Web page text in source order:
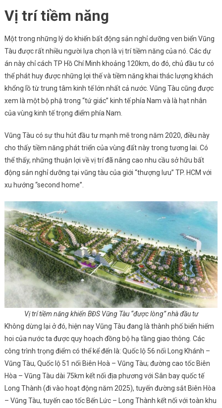
Vị trí tiềm năng
Một trong những lý do khiến bất động sản nghỉ dưỡng ven biển Vũng
Tàu được rất nhiều người lựa chọn là vị trí tiềm năng của nó. Các dự
án này chỉ cách TP Hồ Chí Minh khoảng 120km, do đó, chủ đầu tư có
thể phát huy được những lợi thế và tiềm năng khai thác lượng khách
khổng lồ từ trung tâm kinh tế lớn nhất cả nước. Vũng Tàu cũng được
xem là một bộ phậ trong “tứ giác” kinh tế phía Nam và là hạt nhân
của vùng kinh tế trọng điểm phía Nam.
Vũng Tàu có sự thu hút đầu tư mạnh mẽ trong năm 2020, điều này
cho thấy tiềm năng phát triển của vùng đất này trong tương lai. Có
thể thấy, những thuận lợi về vị trí đã nâng cao nhu cầu sở hữu bất
động sản nghỉ dưỡng tại vũng tàu của giới “thượng lưu” TP. HCM với
xu hướng “second home”.
Vị trí tiềm năng khiến BĐS Vũng Tàu “được lòng” nhà đầu tư
Không dừng lại ở đó, hiện nay Vũng Tàu đang là thành phố biển hiếm
hoi của nước ta được quy hoạch đồng bộ hạ tầng giao thông. Các
công trình trọng điểm có thể kể đến là: Quốc lộ 56 nối Long Khánh –
Vũng Tàu, Quốc lộ 51 nối Biên Hoà – Vũng Tàu; đường cao tốc Biên
Hòa – Vũng Tàu dài 75km kết nối địa phương với Sân bay quốc tế
Long Thành (đi vào hoạt động năm 2025), tuyến đường sắt Biên Hòa
– Vũng Tàu, tuyến cao tốc Bến Lức – Long Thành kết nối với toàn khu